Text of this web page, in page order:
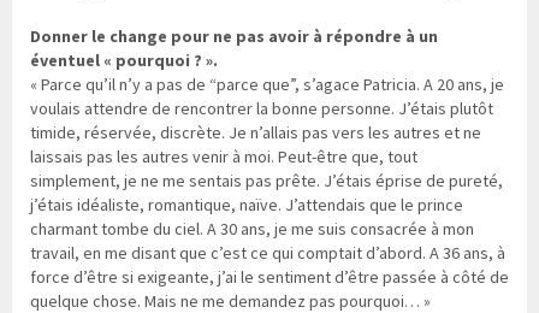
Donner le change pour ne pas avoir à répondre à un
éventuel « pourquoi ? ».
« Parce qu’il n’y a pas de “parce que”, s’agace Patricia. A 20 ans, je
voulais attendre de rencontrer la bonne personne. J’étais plutôt
timide, réservée, discrète. Je n’allais pas vers les autres et ne
laissais pas les autres venir à moi. Peut-être que, tout
simplement, je ne me sentais pas prête. J’étais éprise de pureté,
j’étais idéaliste, romantique, naïve. J’attendais que le prince
charmant tombe du ciel. A 30 ans, je me suis consacrée à mon
travail, en me disant que c’est ce qui comptait d’abord. A 36 ans, à
force d’être si exigeante, j’ai le sentiment d’être passée à côté de
quelque chose. Mais ne me demandez pas pourquoi… »